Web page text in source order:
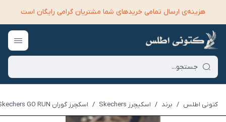
هزینه‌ی ارسال تمامی خرید‌های شما مشتریان گرامی رایگان است
کتونی اطلس / برند / اسکیچرز Skechers / اسکچرز گوران Skechers GO RUN